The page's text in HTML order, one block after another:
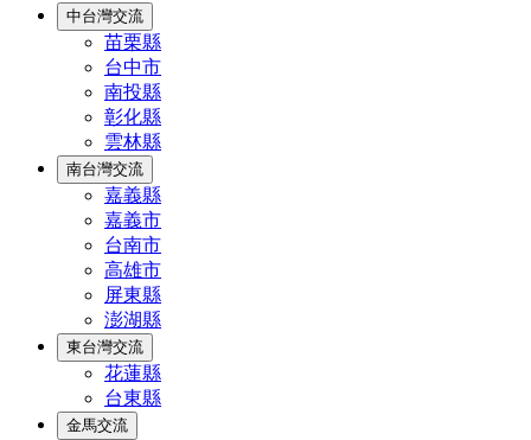
中台灣交流
苗栗縣
台中市
南投縣
彰化縣
雲林縣
南台灣交流
嘉義縣
嘉義市
台南市
高雄市
屏東縣
澎湖縣
東台灣交流
花蓮縣
台東縣
金馬交流